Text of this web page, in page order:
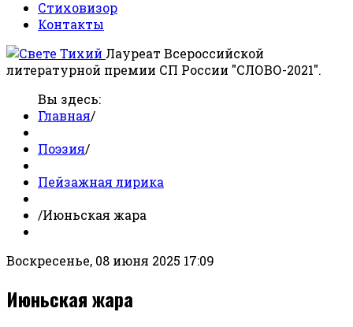
Стиховизор
Контакты
Лауреат Всероссийской
литературной премии СП России "СЛОВО-2021".
Вы здесь:
Главная/
Поэзия/
Пейзажная лирика
/Июньская жара
Воскресенье, 08 июня 2025 17:09
Июньская жара